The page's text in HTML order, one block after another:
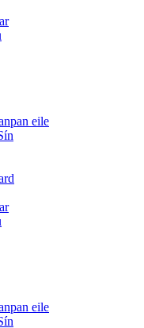
eile
eile